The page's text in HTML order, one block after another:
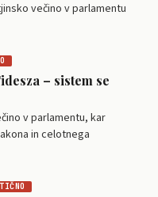
večino v parlamentu
– sistem se
v parlamentu, kar
in celotnega